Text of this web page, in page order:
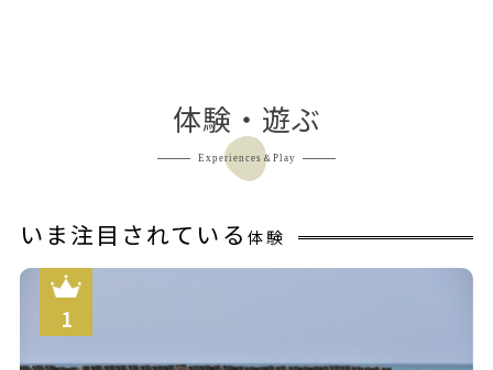
体験・遊ぶ
Experiences＆Play
いま注目されている 体験